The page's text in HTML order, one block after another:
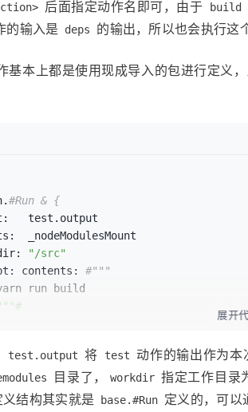
}
yarn install
},
]
& {
			script: contents: #"
""
run test
"""#
后面指定动作名即可，由于 build
的输入是 deps 的输出，所以也会执行这
基本上都是使用现成导入的包进行定义
#Run & {
   test.output
  _nodeModulesMount
"/src"
contents:
#"""
"#
"
/src build"
展开
test.output 将 test 动作的输出作为
目录了， workdir 指定工作目录
结构其实就是 base.#Run 定义的，可以